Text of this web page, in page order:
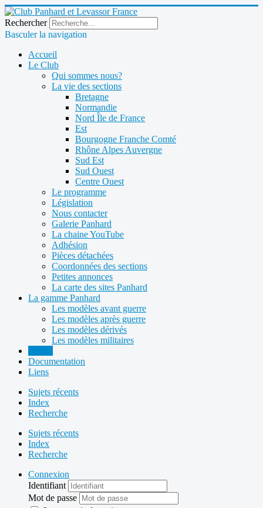
Rechercher
Basculer la navigation
Accueil
Le Club
Qui sommes nous?
La vie des sections
Bretagne
Normandie
Nord Île de France
Est
Bourgogne Franche Comté
Rhône Alpes Auvergne
Sud Est
Sud Ouest
Centre Ouest
Le programme
Législation
Nous contacter
Galerie Panhard
La chaine YouTube
Adhésion
Pièces détachées
Coordonnées des sections
Petites annonces
La carte des sites Panhard
La gamme Panhard
Les modèles avant guerre
Les modèles après guerre
Les modèles dérivés
Les modèles militaires
Documentation
Liens
Sujets récents
Index
Recherche
Sujets récents
Index
Recherche
Connexion
Identifiant
Mot de passe